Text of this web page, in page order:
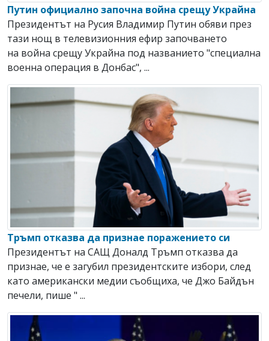
Путин официално започна война срещу Украйна
Президентът на Русия Владимир Путин обяви през
тази нощ в телевизионния ефир започването
на война срещу Украйна под названието "специална
военна операция в Донбас", ...
Тръмп отказва да признае поражението си
Президентът на САЩ Доналд Тръмп отказва да
признае, че е загубил президентските избори, след
като американски медии съобщиха, че Джо Байдън
печели, пише " ...